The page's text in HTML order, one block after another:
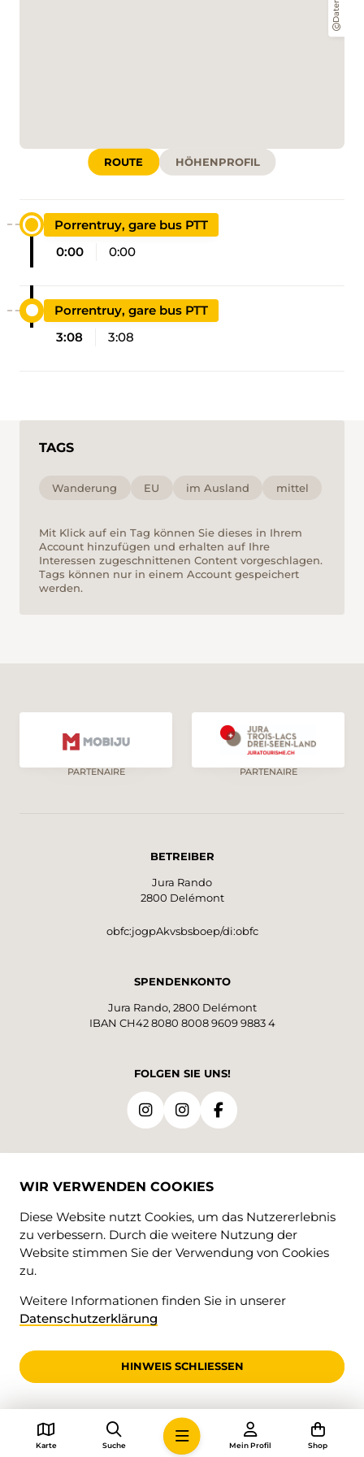
Daten:
ROUTE HÖHENPROFIL
Porrentruy, gare bus PTT
0:00
0:00
Porrentruy, gare bus PTT
3:08
3:08
TAGS
Wanderung EU im Ausland mittel
Mit Klick auf ein Tag können Sie dieses in Ihrem
Account hinzufügen und erhalten auf Ihre
Interessen zugeschnittenen Content vorgeschlagen.
Tags können nur in einem Account gespeichert
werden.
PARTENAIRE PARTENAIRE
BETREIBER
Jura Rando
2800 Delémont
obfc:jogpAkvsbsboep/di:obfc
SPENDENKONTO
Jura Rando, 2800 Delémont
IBAN CH42 8080 8008 9609 9883 4
FOLGEN SIE UNS!
© 2026 • Jura Rando
WIR VERWENDEN COOKIES
Diese Website nutzt Cookies, um das Nutzererlebnis
zu verbessern. Durch die weitere Nutzung der
Website stimmen Sie der Verwendung von Cookies
zu.
Weitere Informationen finden Sie in unserer
Datenschutzerklärung
HINWEIS SCHLIESSEN
Karte Suche Mein Profil Shop